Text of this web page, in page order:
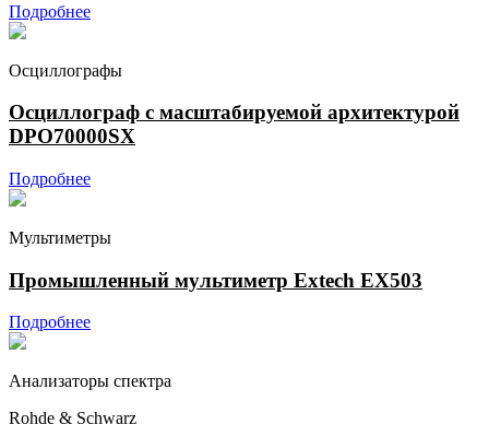
Подробнее
Осциллографы
Осциллограф с масштабируемой архитектурой
DPO70000SX
Подробнее
Мультиметры
Промышленный мультиметр Extech EX503
Подробнее
Анализаторы спектра
Rohde & Schwarz